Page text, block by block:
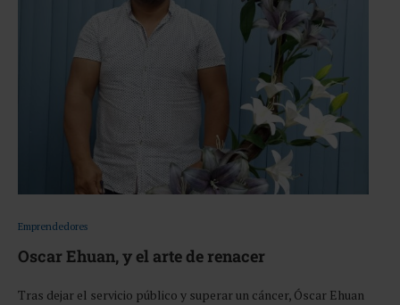
Emprendedores
Oscar Ehuan, y el arte de renacer
Tras dejar el servicio público y superar un cáncer, Óscar Ehuan